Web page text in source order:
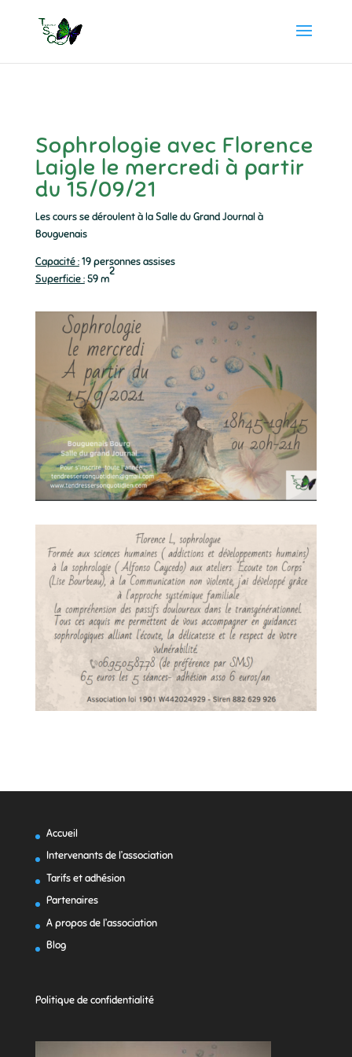
Sophrologie avec Florence
Laigle le mercredi à partir
du 15/09/21
Les cours se déroulent à la Salle du Grand Journal à
Bouguenais
Capacité :19 personnes assises
Superficie :59 m
2
Accueil
Intervenants de l’association
Tarifs et adhésion
Partenaires
A propos de l’association
Blog
Politique de confidentialité